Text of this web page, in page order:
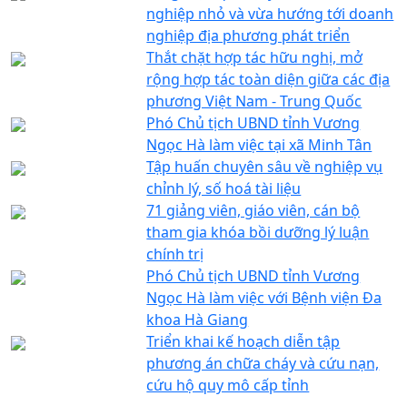
nghiệp nhỏ và vừa hướng tới doanh
nghiệp địa phương phát triển
Thắt chặt hợp tác hữu nghị, mở
rộng hợp tác toàn diện giữa các địa
phương Việt Nam - Trung Quốc
Phó Chủ tịch UBND tỉnh Vương
Ngọc Hà làm việc tại xã Minh Tân
Tập huấn chuyên sâu về nghiệp vụ
chỉnh lý, số hoá tài liệu
71 giảng viên, giáo viên, cán bộ
tham gia khóa bồi dưỡng lý luận
chính trị
Phó Chủ tịch UBND tỉnh Vương
Ngọc Hà làm việc với Bệnh viện Đa
khoa Hà Giang
Triển khai kế hoạch diễn tập
phương án chữa cháy và cứu nạn,
cứu hộ quy mô cấp tỉnh